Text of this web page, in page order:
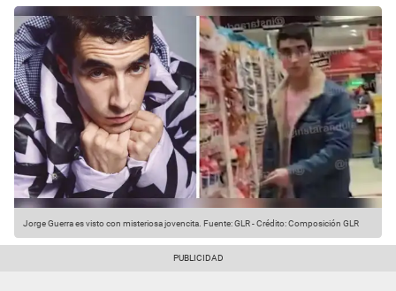
Jorge Guerra es visto con misteriosa jovencita. Fuente: GLR-Crédito: Composición GLR